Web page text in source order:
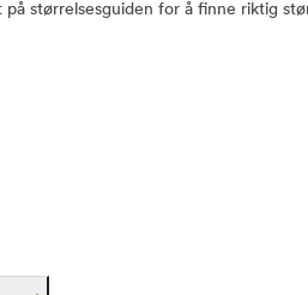
størrelsesguiden for å finne riktig